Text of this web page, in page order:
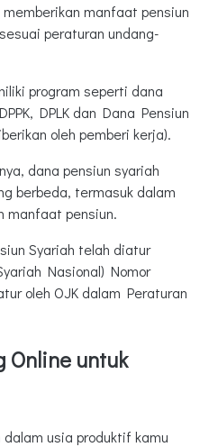
manfaat pensiun
peraturan undang-
program seperti dana
DPLK dan Dana Pensiun
oleh pemberi kerja).
dana pensiun syariah
berbeda, termasuk dalam
manfaat pensiun.
Syariah telah diatur
Nasional) Nomor
oleh OJK dalam Peraturan
Online untuk
usia produktif kamu